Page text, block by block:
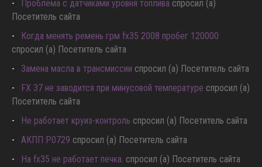
Проблема с датчиками уровня топлива спросил (а)
Посетитель сайта
Когда менять ремень грм fx35 2008 пробег 120000
спросил (а) Посетитель сайта
Замена масла в трансмиссии спросил (а) Посетитель сайта
FX 37 не заводится при минусовой температуре спросил (а)
Посетитель сайта
Не работает круиз-контроль спросил (а) Посетитель сайта
АКПП P0729 спросил (а) Посетитель сайта
Hа fx35 не работает печка. спросил (а) Посетитель сайта